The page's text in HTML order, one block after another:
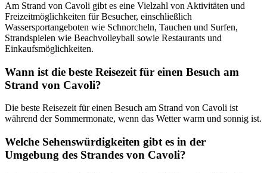
Am Strand von Cavoli gibt es eine Vielzahl von Aktivitäten und
Freizeitmöglichkeiten für Besucher, einschließlich
Wassersportangeboten wie Schnorcheln, Tauchen und Surfen,
Strandspielen wie Beachvolleyball sowie Restaurants und
Einkaufsmöglichkeiten.
Wann ist die beste Reisezeit für einen Besuch am
Strand von Cavoli?
Die beste Reisezeit für einen Besuch am Strand von Cavoli ist
während der Sommermonate, wenn das Wetter warm und sonnig ist.
Welche Sehenswürdigkeiten gibt es in der
Umgebung des Strandes von Cavoli?